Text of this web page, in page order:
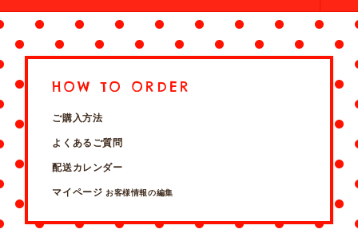
HOW TO ORDER
ご購入方法
よくあるご質問
配送カレンダー
マイページ お客様情報の編集